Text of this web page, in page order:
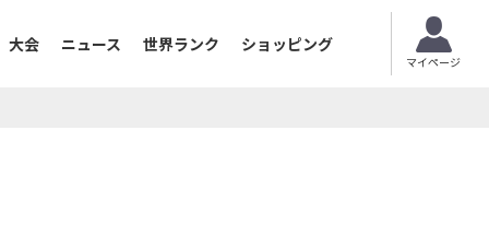
大会 ニュース 世界ランク ショッピング
マイページ